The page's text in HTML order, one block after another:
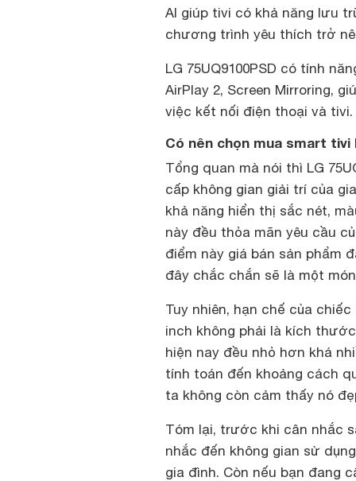
AI giúp tivi có khả năng lưu
chương trình yêu thích trở
LG 75UQ9100PSD có tính
AirPlay 2, Screen Mirroring,
việc kết nối điện thoại và tivi.
Có nên chọn mua smart tivi
Tổng quan mà nói thì LG
cấp không gian giải trí của
khả năng hiển thị sắc nét,
này đều thỏa mãn yêu cầu
điểm này giá bán sản phẩm
đây chắc chắn sẽ là một
Tuy nhiên, hạn chế của chiếc
inch không phải là kích
hiện nay đều nhỏ hơn khá
tính toán đến khoảng cách
ta không còn cảm thấy nó
Tóm lại, trước khi cân nhắc
nhắc đến không gian sử
gia đình. Còn nếu bạn đang